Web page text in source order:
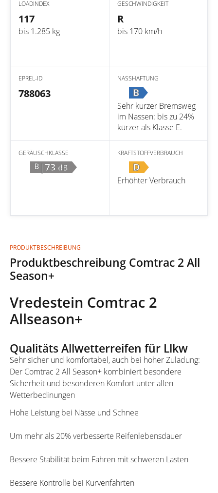
LOADINDEX
117
bis 1.285 kg
GESCHWINDIGKEIT
R
bis 170 km/h
EPREL-ID
788063
NASSHAFTUNG
B
Sehr kurzer Bremsweg
im Nassen: bis zu 24%
kürzer als Klasse E.
GERÄUSCHKLASSE
B |73 dB
KRAFTSTOFFVERBRAUCH
D
Erhöhter Verbrauch
PRODUKTBESCHREIBUNG
Produktbeschreibung Comtrac 2 All
Season+
Vredestein Comtrac 2
Allseason+
Qualitäts Allwetterreifen für Llkw
Sehr sicher und komfortabel, auch bei hoher Zuladung:
Der Comtrac 2 All Season+ kombiniert besondere
Sicherheit und besonderen Komfort unter allen
Wetterbedinungen
Hohe Leistung bei Nässe und Schnee
Um mehr als 20% verbesserte Reifenlebensdauer
Bessere Stabilität beim Fahren mit schweren Lasten
Bessere Kontrolle bei Kurvenfahrten